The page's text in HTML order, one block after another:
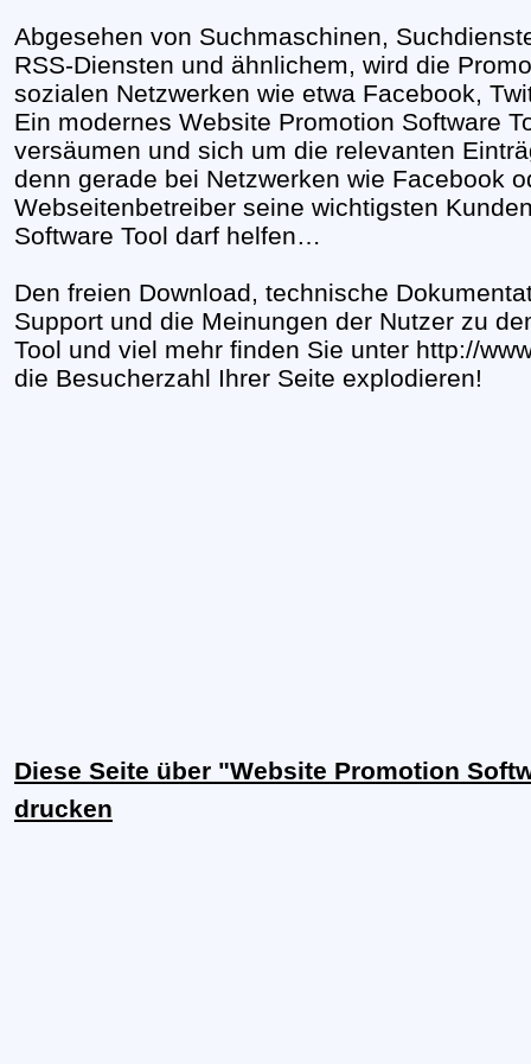
Abgesehen von Suchmaschinen,
RSS-Diensten und ähnlichem, wird die
sozialen Netzwerken wie etwa Facebook,
Ein modernes Website Promotion Software
versäumen und sich um die relevanten
denn gerade bei Netzwerken wie Facebook
Webseitenbetreiber seine wichtigsten
Software Tool darf helfen…
Den freien Download, technische
Support und die Meinungen der Nutzer zu
Tool und viel mehr finden Sie unter http://
die Besucherzahl Ihrer Seite explodieren!
Diese Seite über "Website Promotion
drucken